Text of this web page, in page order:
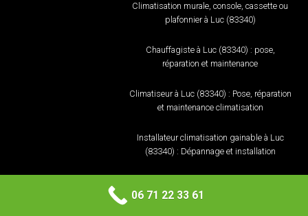
Climatisation murale, console, cassette ou
plafonnier à Luc (83340)
Chauffagiste à Luc (83340) : pose,
réparation et maintenance
Climatiseur à Luc (83340) : Pose, réparation
et maintenance climatisation
Installateur climatisation gainable à Luc
(83340) : Dépannage et installation
pompe à chaleur à Luc (83340)
06 71 22 33 61